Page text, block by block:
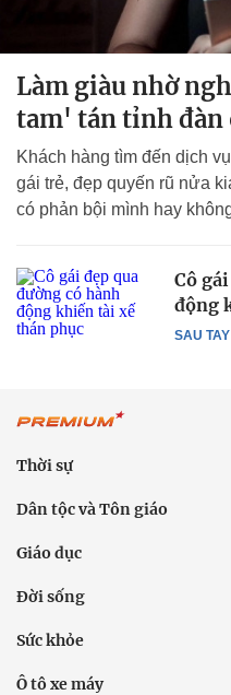
Làm giàu nhờ
tam' tán tỉnh đàn
Khách hàng tìm đến dịch
gái trẻ, đẹp quyến rũ nửa
có phản bội mình hay
SAU TAY
Cô
động
Thời sự
Dân tộc và Tôn giáo
Giáo dục
Đời sống
Sức khỏe
Ô tô xe máy